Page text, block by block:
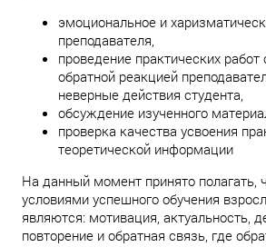
эмоциональное и
преподавателя,
проведение практических
обратной реакцией
неверные действия студента,
обсуждение изученного
проверка качества усвоения
теоретической информации
На данный момент принято полагать,
условиями успешного обучения
являются: мотивация, актуальность,
повторение и обратная связь, где